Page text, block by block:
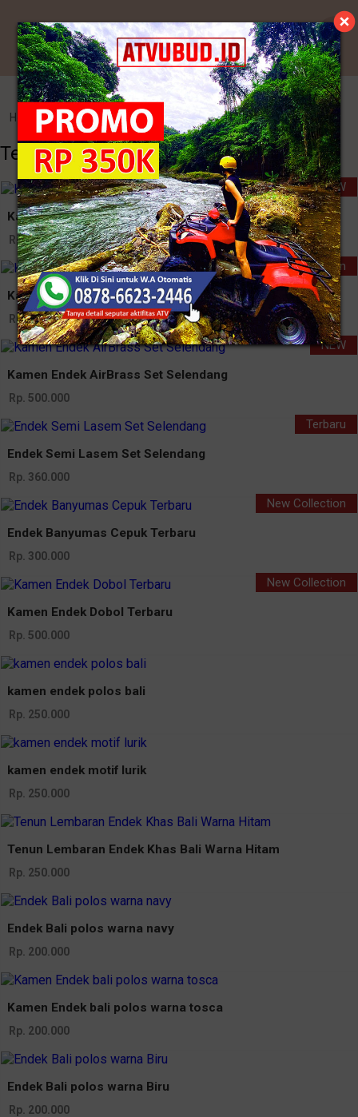
Kategori
Home > Endek Bali >Tenun Ikat Bali Gianyar
Tenun Ikat Bali Gianyar
NEW
Kamen Endek Semi Lasem
Rp. 480.000
New Collection
Kamen Endek Catri Set Selendang
Rp. 445.000
NEW
Kamen Endek AirBrass Set Selendang
Rp. 500.000
Terbaru
Endek Semi Lasem Set Selendang
Rp. 360.000
New Collection
Endek Banyumas Cepuk Terbaru
Rp. 300.000
New Collection
Kamen Endek Dobol Terbaru
Rp. 500.000
kamen endek polos bali
Rp. 250.000
kamen endek motif lurik
Rp. 250.000
Tenun Lembaran Endek Khas Bali Warna Hitam
Rp. 250.000
Endek Bali polos warna navy
Rp. 200.000
Kamen Endek bali polos warna tosca
Rp. 200.000
Endek Bali polos warna Biru
Rp. 200.000